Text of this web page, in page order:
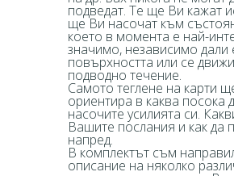
подведат. Те ще Ви кажат
ще Ви насочат към
което в момента е най-
значимо, независимо дали
повърхността или се
подводно течение.
Самото теглене на карти
ориентира в каква посока
насочите усилията си.
Вашите послания и как да
напред.
В комплектът съм
описание на няколко